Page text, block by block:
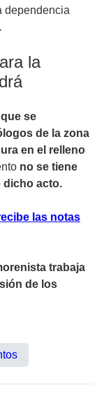
dependencia
la
se
de la zona
en el relleno
no se tiene
dicho acto.
las notas
trabaja
de los